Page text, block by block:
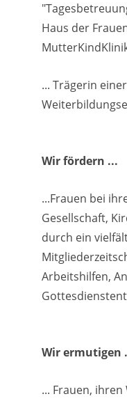
Haus der
... Trägerin
Wir fördern ...
...Frauen bei
Gesellschaft,
durch ein
Arbeitshilfen,
Wir ermutigen
... Frauen,